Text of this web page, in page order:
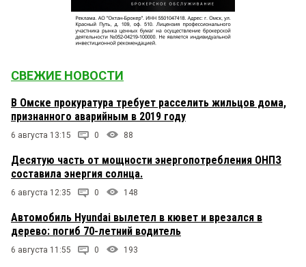
СВЕЖИЕ НОВОСТИ
В Омске прокуратура требует расселить жильцов дома,
признанного аварийным в 2019 году
6 августа 13:15 0 88
Десятую часть от мощности энергопотребления ОНПЗ
составила энергия солнца.
6 августа 12:35 0 148
Автомобиль Hyundai вылетел в кювет и врезался в
дерево: погиб 70-летний водитель
6 августа 11:55 0 193